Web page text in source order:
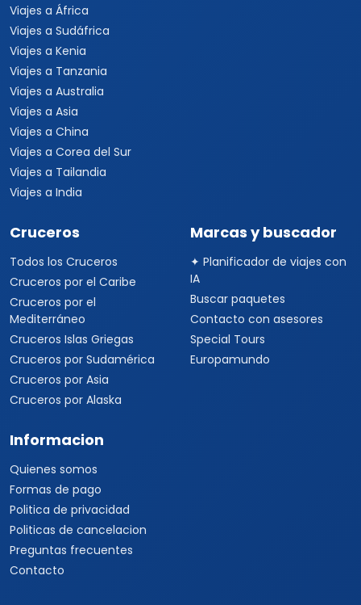
Viajes a África
Viajes a Sudáfrica
Viajes a Kenia
Viajes a Tanzania
Viajes a Australia
Viajes a Asia
Viajes a China
Viajes a Corea del Sur
Viajes a Tailandia
Viajes a India
Cruceros
Todos los Cruceros
Cruceros por el Caribe
Cruceros por el
Mediterráneo
Cruceros Islas Griegas
Cruceros por Sudamérica
Cruceros por Asia
Cruceros por Alaska
Marcas y buscador
✦ Planificador de viajes con
IA
Buscar paquetes
Contacto con asesores
Special Tours
Europamundo
Informacion
Quienes somos
Formas de pago
Politica de privacidad
Politicas de cancelacion
Preguntas frecuentes
Contacto